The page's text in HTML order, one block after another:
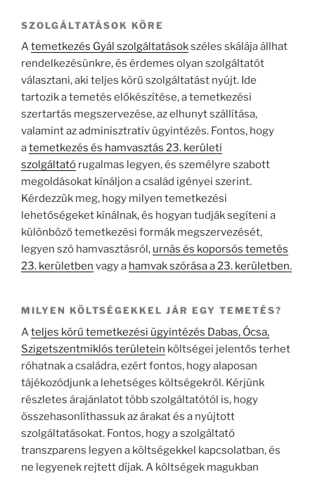
SZOLGÁLTATÁSOK KÖRE
Atemetkezés Gyál szolgáltatásokszéles skálája állhat
rendelkezésünkre, és érdemes olyan szolgáltatót
választani, aki teljes körű szolgáltatást nyújt. Ide
tartozik a temetés előkészítése, a temetkezési
szertartás megszervezése, az elhunyt szállítása,
valamint az adminisztratív ügyintézés. Fontos, hogy
atemetkezés és hamvasztás 23. kerületi
szolgáltató rugalmas legyen, és személyre szabott
megoldásokat kínáljon a család igényei szerint.
Kérdezzük meg, hogy milyen temetkezési
lehetőségeket kínálnak, és hogyan tudják segíteni a
különböző temetkezési formák megszervezését,
legyen szó hamvasztásról, urnás és koporsós temetés
23. kerületben vagy a hamvak szórása a 23. kerületben.
MILYEN KÖLTSÉGEKKEL JÁR EGY TEMETÉS?
Ateljes körű temetkezési ügyintézés Dabas, Ócsa,
Szigetszentmiklós területein költségei jelentős terhet
róhatnak a családra, ezért fontos, hogy alaposan
tájékozódjunk a lehetséges költségekről. Kérjünk
részletes árajánlatot több szolgáltatótól is, hogy
összehasonlíthassuk az árakat és a nyújtott
szolgáltatásokat. Fontos, hogy a szolgáltató
transzparens legyen a költségekkel kapcsolatban, és
ne legyenek rejtett díjak. A költségek magukban